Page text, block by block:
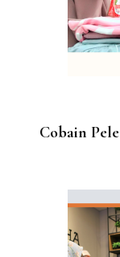
Cobain